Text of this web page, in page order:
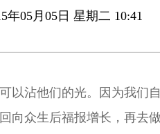
年05月05日 星期二 10:41
以沾他们的光。因为我们
向众生后福报增长，再去